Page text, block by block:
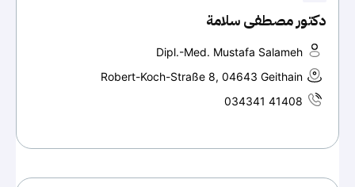
دكتور مصطفى سلامة
Dipl.-Med. Mustafa Salameh
Robert-Koch-Straße 8, 04643 Geithain
034341 41408